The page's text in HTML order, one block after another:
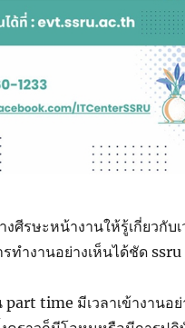
งศีรษะหน้างานให้รู้เกี่ยวกับ
รทำงานอย่างเห็นได้ชัด ssru
part time มีเวลาเข้างานอ